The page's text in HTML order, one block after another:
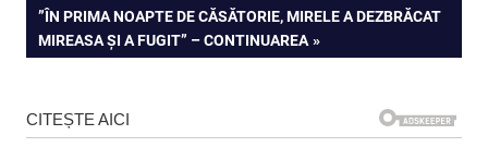
articole
NEXT
POST:
”ÎN PRIMA NOAPTE DE CĂSĂTORIE, MIRELE A DEZBRĂCAT
MIREASA ȘI A FUGIT” – CONTINUAREA